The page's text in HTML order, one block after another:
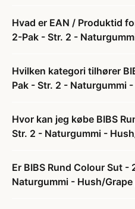
Hvad er EAN / Produktid
2-Pak - Str. 2 -
Hvilken kategori tilhører
Pak - Str. 2 - Naturgummi
Hvor kan jeg købe BIBS
Str. 2 - Naturgummi -
Er BIBS Rund Colour Sut -
Naturgummi - Hush/